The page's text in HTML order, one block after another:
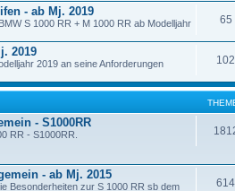
- ab Mj. 2019
S 1000 RR + M 1000 RR ab Modelljahr
65
2019
2019 an seine Anforderungen
102
- S1000RR
RR - S1000RR.
- ab Mj. 2015
Besonderheiten zur S 1000 RR sb dem
614